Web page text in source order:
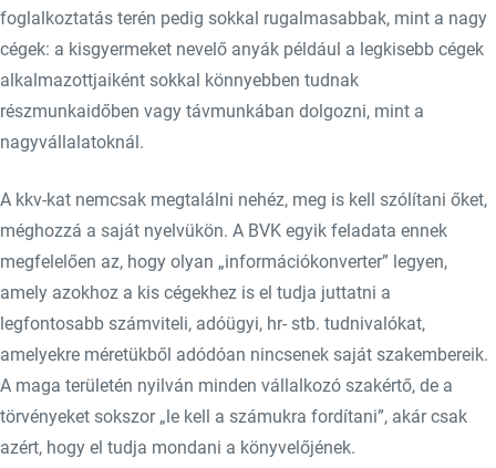
foglalkoztatás terén pedig sokkal rugalmasabbak, mint a nagy
cégek: a kisgyermeket nevelő anyák például a legkisebb cégek
alkalmazottjaiként sokkal könnyebben tudnak
részmunkaidőben vagy távmunkában dolgozni, mint a
nagyvállalatoknál.
A kkv-kat nemcsak megtalálni nehéz, meg is kell szólítani őket,
méghozzá a saját nyelvükön. A BVK egyik feladata ennek
megfelelően az, hogy olyan „információkonverter” legyen,
amely azokhoz a kis cégekhez is el tudja juttatni a
legfontosabb számviteli, adóügyi, hr- stb. tudnivalókat,
amelyekre méretükből adódóan nincsenek saját szakembereik.
A maga területén nyilván minden vállalkozó szakértő, de a
törvényeket sokszor „le kell a számukra fordítani”, akár csak
azért, hogy el tudja mondani a könyvelőjének.